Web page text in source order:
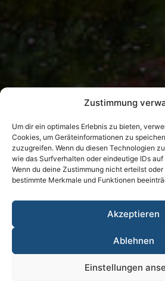
Zustimmung
Um dir ein optimales Erlebnis zu bieten,
Cookies, um Geräteinformationen zu
zuzugreifen. Wenn du diesen Technologien
wie das Surfverhalten oder eindeutige IDs
Wenn du deine Zustimmung nicht erteilst
bestimmte Merkmale und Funktionen
Akzeptieren
Ablehnen
Einstellungen